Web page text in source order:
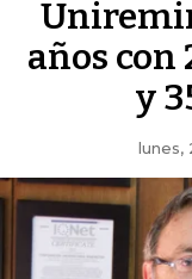
años con
y
lunes,